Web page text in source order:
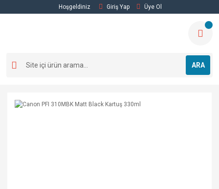
Hoşgeldiniz Giriş Yap Üye Ol
ARA